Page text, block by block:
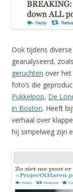
Ook tijdens
geanalyseerd,
geruchten over het
foto’s die
Pukkelpop, De
in Boston. Heeft
verhaal over
hij simpelweg zijn